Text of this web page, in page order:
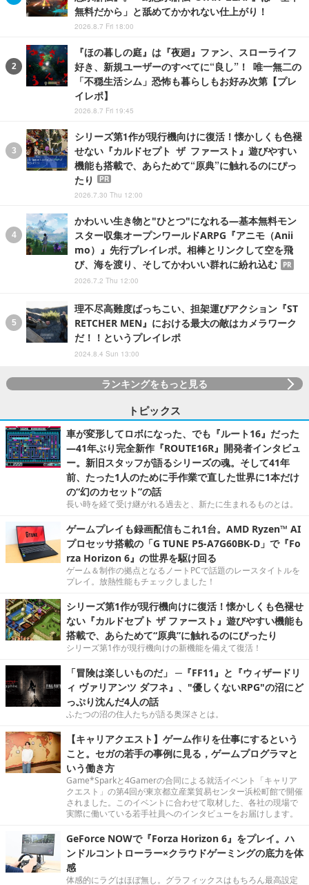
無料だから」と舐めてかかれない仕上がり！
2026.8.7 Fri 18:00
『ほの暮しの庭』は『夜廻』ファン、スローライフ
好き、新規ユーザーのすべてに“良し”！ 唯一無二の
「不穏生活シム」恐怖も暮らしもお好み次第【プレ
イレポ】
2026.8.7 Fri 19:45
シリーズ第1作が現行機向けに復活！懐かしくも色褪
せない『カルドセプト ザ ファースト』遊びやすい
機能も搭載で、あらためて“原典”に触れるのにぴっ
たり
PR
2026.7.30 Thu 12:00
かわいい生き物と"ひとつ"になれる―基本無料モン
スター収集オープンワールドARPG『アニモ（Anii
mo）』先行プレイレポ。相棒とリンクして空を飛
び、海を渡り、そしてかわいい群れに紛れ込む
PR
2026.7.2 Thu 12:00
理不尽高難度ばっちこい、担架運びアクション『ST
RETCHER MEN』における最大の敵はカメラワーク
だ！！というプレイレポ
2024.8.4 Sun 13:00
ランキングをもっと見る
トピックス
車が変形してロボになった、でも『ルート16』だった
―41年ぶり完全新作『ROUTE16R』開発者インタビュ
ー。新旧スタッフが語るシリーズの魂。そして41年
前、たった1人のために手作業で直した世界に1本だけ
の“幻のカセット”の話
長い時を経て受け継がれる過去と、新たに生まれるものとは。
ゲームプレイも録画配信もこれ1台。AMD Ryzen™ AI
プロセッサ搭載の「G TUNE P5-A7G60BK-D」で『Fo
rza Horizon 6』の世界を駆け回る
ゲーム＆制作の拠点となるノートPCで話題のレースタイトルを
プレイ。放熱性能もチェックしました！
シリーズ第1作が現行機向けに復活！懐かしくも色褪せ
ない『カルドセプト ザ ファースト』遊びやすい機能も
搭載で、あらためて“原典”に触れるのにぴったり
シリーズ第1作が現行機向けの新機能を備えて復活！
「冒険は楽しいものだ」 ─『FF11』と『ウィザードリ
ィ ヴァリアンツ ダフネ』、"優しくないRPG"の沼にど
っぷり沈んだ4人の話
ふたつの沼の住人たちが語る奥深さとは。
【キャリアクエスト】ゲーム作りを仕事にするという
こと。セガの若手の事例に見る，ゲームプログラマと
いう働き方
Game*Sparkと4Gamerの合同による就活イベント「キャリア
クエスト」の第4回が東京都立産業貿易センター浜松町館で開催
されました。このイベントに合わせて取材した、各社の現場で
実際に働いている若手社員へのインタビューをお届けします。
GeForce NOWで『Forza Horizon 6』をプレイ。ハ
ンドルコントローラー×クラウドゲーミングの底力を体
感
体感的にラグはほぼ無し。グラフィックスはもちろん最高設定